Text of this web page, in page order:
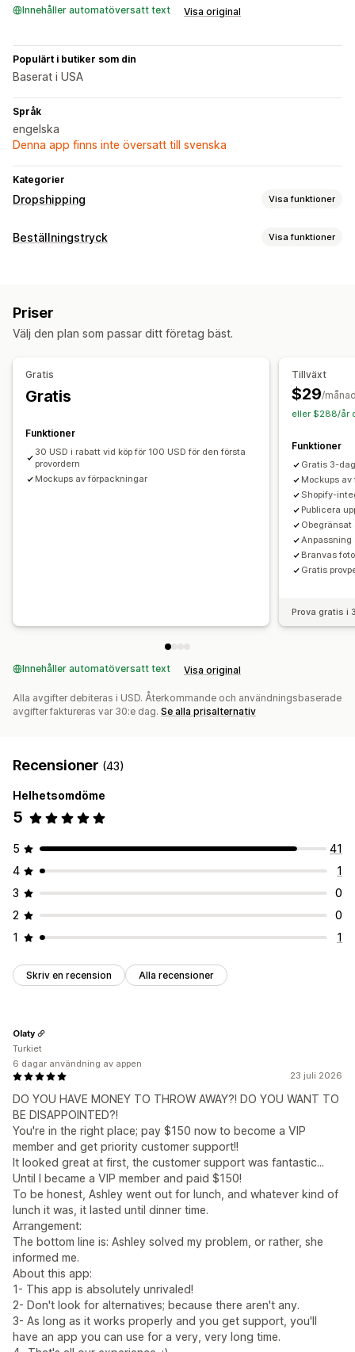
Innehåller automatöversatt text Visa original
Populärt i butiker som din
Baserat i USA
Språk
engelska
Denna app finns inte översatt till svenska
Kategorier
Dropshipping Visa funktioner
Vilka produkter du kan köpa in
Italien
Beställningstryck Visa funktioner
Generator för modellering
Personlig anpassning
Vit etikett
Uppdateringar i realtid Orderspårning
Priser
Välj den plan som passar ditt företag bäst.
Gratis
Gratis
Funktioner
30 USD i rabatt vid köp för 100 USD för den första
provordern
Mockups av förpackningar
Tillväxt
$29/
eller $288/år
Funktioner
Gratis 3-
Mockups
Shopify-
Publicera
Obegränsat
Anpassning
Branvas
Gratis
Prova gratis i
Innehåller automatöversatt text Visa original
Alla avgifter debiteras i USD. Återkommande och användningsbaserade
avgifter faktureras var 30:e dag. Se alla prisalternativ
Recensioner (43)
Helhetsomdöme
5
5
41
4
1
3
0
2
0
1
1
Skriv en recension Alla recensioner
23 juli 2026
DO YOU HAVE MONEY TO THROW AWAY?! DO YOU WANT TO
BE DISAPPOINTED?!
You're in the right place; pay $150 now to become a VIP
member and get priority customer support!!
It looked great at first, the customer support was fantastic...
Until I became a VIP member and paid $150!
To be honest, Ashley went out for lunch, and whatever kind of
lunch it was, it lasted until dinner time.
Arrangement:
The bottom line is: Ashley solved my problem, or rather, she
informed me.
About this app:
1- This app is absolutely unrivaled!
2- Don't look for alternatives; because there aren't any.
3- As long as it works properly and you get support, you'll
have an app you can use for a very, very long time.
Olaty
Turkiet
6 dagar användning av appen